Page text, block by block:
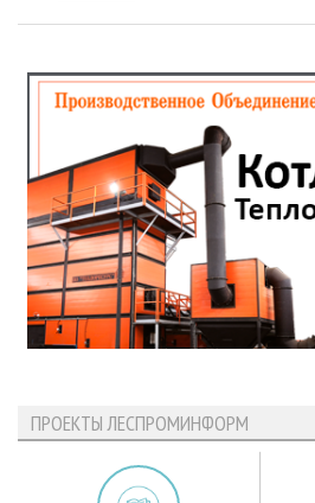
ПРОЕКТЫ ЛЕСПРОМИНФОРМ